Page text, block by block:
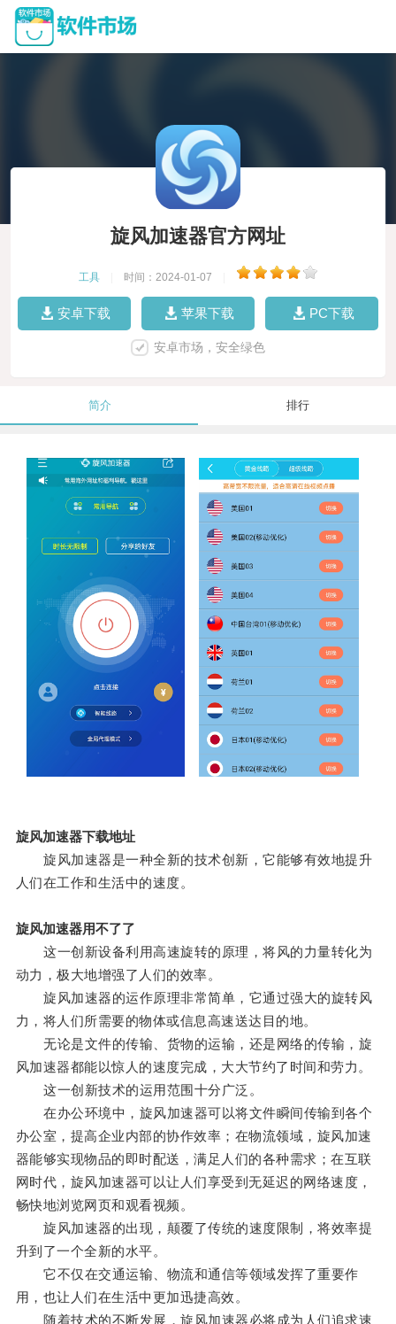
旋风加速器官方网址
工具 时间：2024-01-07
安卓下载 苹果下载 PC下载
安卓市场，安全绿色
简介 排行
旋风加速器下载地址
旋风加速器是一种全新的技术创新，它能够有效地提升
人们在工作和生活中的速度。
旋风加速器用不了了
这一创新设备利用高速旋转的原理，将风的力量转化为
动力，极大地增强了人们的效率。
旋风加速器的运作原理非常简单，它通过强大的旋转风
力，将人们所需要的物体或信息高速送达目的地。
无论是文件的传输、货物的运输，还是网络的传输，旋
风加速器都能以惊人的速度完成，大大节约了时间和劳力。
这一创新技术的运用范围十分广泛。
在办公环境中，旋风加速器可以将文件瞬间传输到各个
办公室，提高企业内部的协作效率；在物流领域，旋风加速
器能够实现物品的即时配送，满足人们的各种需求；在互联
网时代，旋风加速器可以让人们享受到无延迟的网络速度，
畅快地浏览网页和观看视频。
旋风加速器的出现，颠覆了传统的速度限制，将效率提
升到了一个全新的水平。
它不仅在交通运输、物流和通信等领域发挥了重要作
用，也让人们在生活中更加迅捷高效。
随着技术的不断发展，旋风加速器必将成为人们追求速